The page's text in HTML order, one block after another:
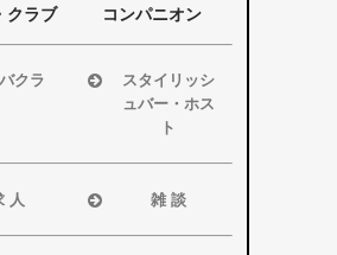
エリア
その他エリア
市
市
市
磐田市
袋井市
掛川市
その他エリア
クラブ コンパニオン
クラ
市
エリア
スタイリッシ
ュバー・ホス
ト
浜松市
磐田市・袋井
人
市
雑 談
浜松市